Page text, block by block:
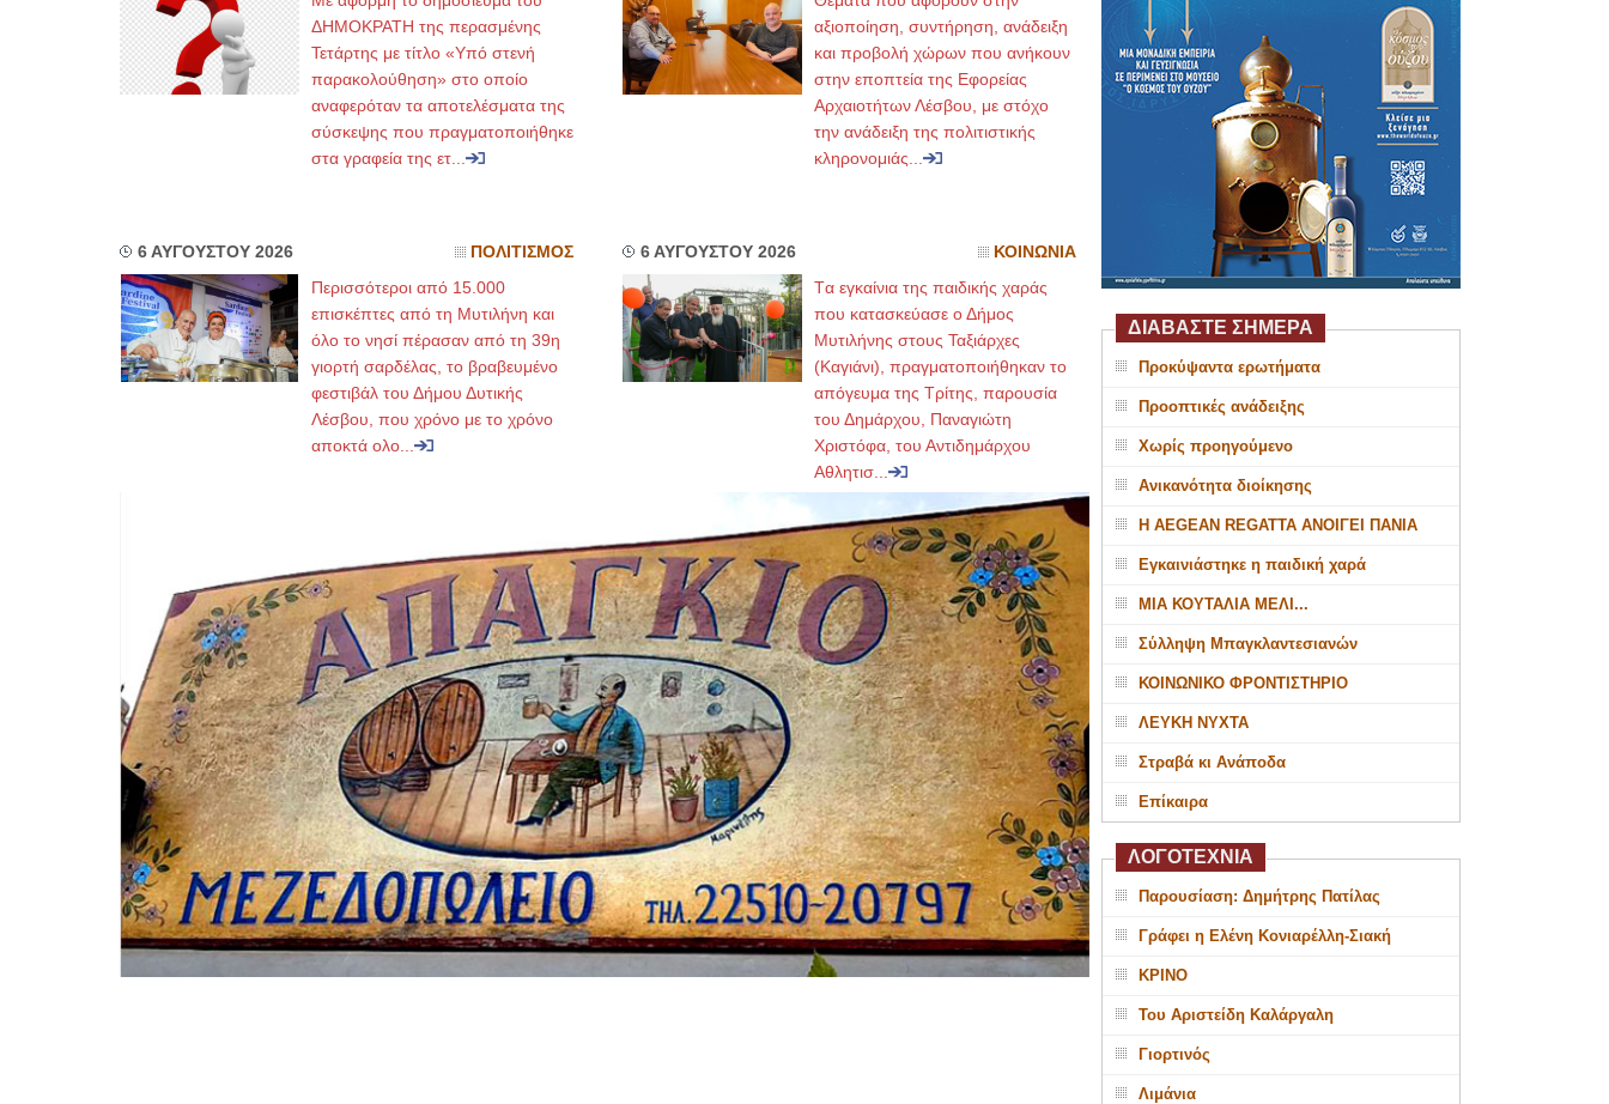
ΔΗΜΟΚΡΑΤΗ της περασμένης
Τετάρτης με τίτλο «Υπό στενή
παρακολούθηση» στο οποίο
αναφερόταν τα αποτελέσματα της
σύσκεψης που πραγματοποιήθηκε
στα γραφεία της ετ...
αξιοποίηση, συντήρηση, ανάδειξη
και προβολή χώρων που ανήκουν
στην εποπτεία της Εφορείας
Αρχαιοτήτων Λέσβου, με στόχο
την ανάδειξη της πολιτιστικής
κληρονομιάς...
6 ΑΥΓΟΥΣΤΟΥ 2026 ΠΟΛΙΤΙΣΜΟΣ
Περισσότεροι από 15.000
επισκέπτες από τη Μυτιλήνη και
όλο το νησί πέρασαν από τη 39η
γιορτή σαρδέλας, το βραβευμένο
φεστιβάλ του Δήμου Δυτικής
Λέσβου, που χρόνο με το χρόνο
αποκτά ολο...
6 ΑΥΓΟΥΣΤΟΥ 2026 ΚΟΙΝΩΝΙΑ
Tα εγκαίνια της παιδικής χαράς
που κατασκεύασε ο Δήμος
Μυτιλήνης στους Ταξιάρχες
(Καγιάνι), πραγματοποιήθηκαν το
απόγευμα της Τρίτης, παρουσία
του Δημάρχου, Παναγιώτη
Χριστόφα, του Αντιδημάρχου
Αθλητισ...
ΔΙΑΒΑΣΤΕ ΣΗΜΕΡΑ
Προκύψαντα ερωτήματα
Προοπτικές ανάδειξης
Χωρίς προηγούμενο
Ανικανότητα διοίκησης
Η AEGEAN REGATTA ΑΝΟΙΓΕΙ ΠΑΝΙΑ
Εγκαινιάστηκε η παιδική χαρά
ΜΙΑ ΚΟΥΤΑΛΙΑ ΜΕΛΙ...
Σύλληψη Μπαγκλαντεσιανών
ΚΟΙΝΩΝΙΚΟ ΦΡΟΝΤΙΣΤΗΡΙΟ
ΛΕΥΚΗ ΝΥΧΤΑ
Στραβά κι Ανάποδα
Επίκαιρα
ΛΟΓΟΤΕΧΝΙΑ
Παρουσίαση: Δημήτρης Πατίλας
Γράφει η Ελένη Κονιαρέλλη-Σιακή
ΚΡΙΝΟ
Του Αριστείδη Καλάργαλη
Γιορτινός
Λιμάνια